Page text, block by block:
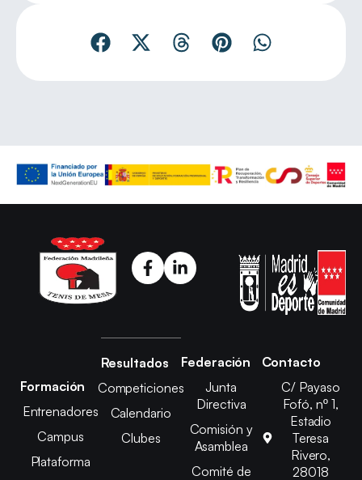
Formación
Entrenadores
Campus
Plataforma
Resultados
Competiciones
Calendario
Clubes
Federación
Junta
Directiva
Comisión y
Asamblea
Comité de
Contacto
C/ Payaso
Fofó, nº 1,
Estadio
Teresa
Rivero,
28018